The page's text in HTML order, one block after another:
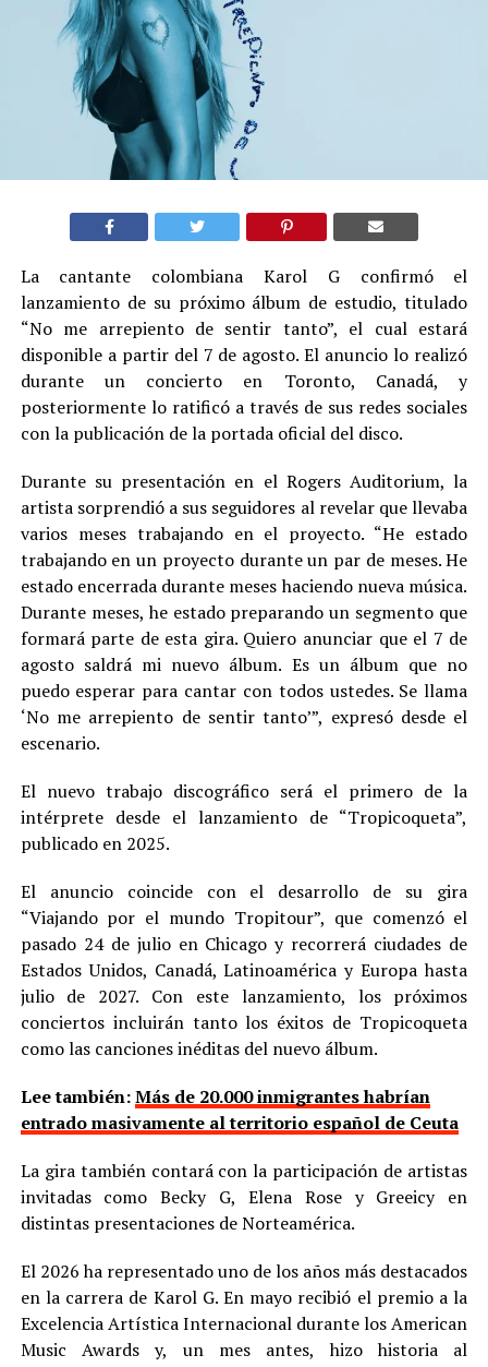
La cantante colombiana Karol G confirmó el
lanzamiento de su próximo álbum de estudio, titulado
“No me arrepiento de sentir tanto”, el cual estará
disponible a partir del 7 de agosto. El anuncio lo realizó
durante un concierto en Toronto, Canadá, y
posteriormente lo ratificó a través de sus redes sociales
con la publicación de la portada oficial del disco.
Durante su presentación en el Rogers Auditorium, la
artista sorprendió a sus seguidores al revelar que llevaba
varios meses trabajando en el proyecto. “He estado
trabajando en un proyecto durante un par de meses. He
estado encerrada durante meses haciendo nueva música.
Durante meses, he estado preparando un segmento que
formará parte de esta gira. Quiero anunciar que el 7 de
agosto saldrá mi nuevo álbum. Es un álbum que no
puedo esperar para cantar con todos ustedes. Se llama
‘No me arrepiento de sentir tanto’”, expresó desde el
escenario.
El nuevo trabajo discográfico será el primero de la
intérprete desde el lanzamiento de “Tropicoqueta”,
publicado en 2025.
El anuncio coincide con el desarrollo de su gira
“Viajando por el mundo Tropitour”, que comenzó el
pasado 24 de julio en Chicago y recorrerá ciudades de
Estados Unidos, Canadá, Latinoamérica y Europa hasta
julio de 2027. Con este lanzamiento, los próximos
conciertos incluirán tanto los éxitos de Tropicoqueta
como las canciones inéditas del nuevo álbum.
Lee también:Más de 20.000 inmigrantes habrían
entrado masivamente al territorio español de Ceuta
La gira también contará con la participación de artistas
invitadas como Becky G, Elena Rose y Greeicy en
distintas presentaciones de Norteamérica.
El 2026 ha representado uno de los años más destacados
en la carrera de Karol G. En mayo recibió el premio a la
Excelencia Artística Internacional durante los American
Music Awards y, un mes antes, hizo historia al